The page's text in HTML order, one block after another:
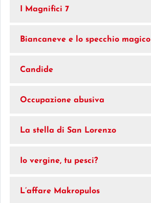
I Magnifici 7
Biancaneve e lo specchio magico
Candide
Occupazione abusiva
La stella di San Lorenzo
Io vergine, tu pesci?
L’affare Makropulos